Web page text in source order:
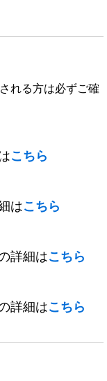
れる方は必ずご確
こちら
はこちら
詳細はこちら
詳細はこちら